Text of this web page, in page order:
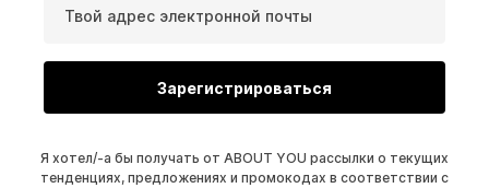
Твой адрес электронной почты
Зарегистрироваться
Я хотел/-а бы получать от ABOUT YOU рассылки о текущих
тенденциях, предложениях и промокодах в соответствии с